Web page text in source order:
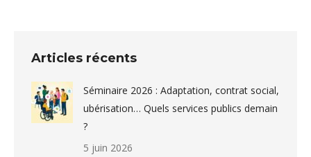
Articles récents
Séminaire 2026 : Adaptation, contrat social,
ubérisation… Quels services publics demain
?
5 juin 2026